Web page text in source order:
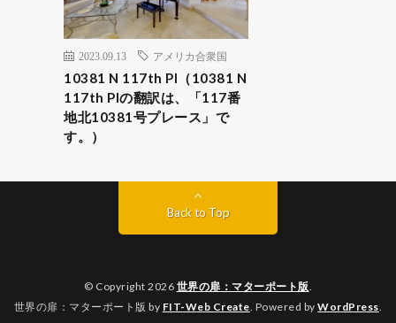
2023.09.13 アメリカ合衆国
10381 N 117th Pl（10381 N
117th Plの翻訳は、「117番
地北10381号プレース」で
す。）
Back to Top
© Copyright 2026 世界の扉：マターポート版.
世界の扉：マターポート版 by FIT-Web Create. Powered byWordPress.